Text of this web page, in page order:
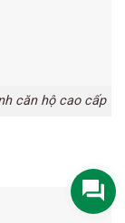
căn hộ cao cấp